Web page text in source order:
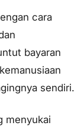
cara
bayaran
sendiri.
menyukai